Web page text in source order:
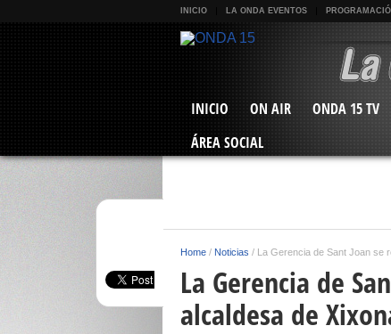
INICIO LA ONDA EVENTOS
INICIO ON AIR ONDA 15 TV
ÁREA SOCIAL
Home / Noticias / La Gerencia de Sant Joan se
La Gerencia de
alcaldesa de